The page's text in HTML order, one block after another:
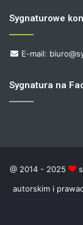
Sygnaturowe
E-mail:
Sygnatura na
@ 2014 - 2025
autorskim i